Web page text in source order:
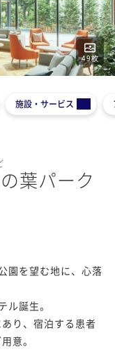
49枚
施設・サービス
葉パーク
園を望む地に、心落
誕生。
り、宿泊する患者
意。